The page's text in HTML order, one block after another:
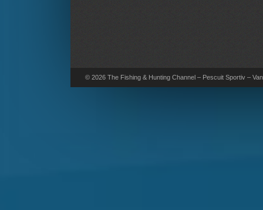
© 2026 The Fishing & Hunting Channel – Pescuit Sportiv –